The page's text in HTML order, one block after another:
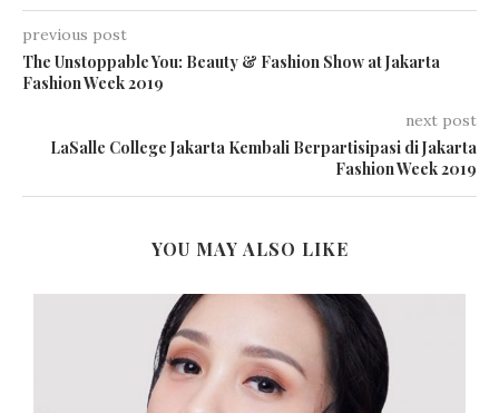
previous post
The Unstoppable You: Beauty & Fashion Show at Jakarta
Fashion Week 2019
next post
LaSalle College Jakarta Kembali Berpartisipasi di Jakarta
Fashion Week 2019
YOU MAY ALSO LIKE